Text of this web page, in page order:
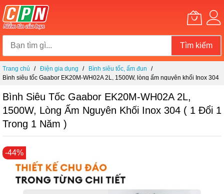
Tìm kiếm
Chuyển
đến
dung
Trang chủ Điện gia dụng
Bình siêu tốc, ấm đun
Bình siêu tốc Gaabor EK20M-WH02A 2L, 1500W, lòng ấm nguyên khối Inox 304
Bình Siêu Tốc Gaabor EK20M-WH02A 2L,
1500W, Lòng Ấm Nguyên Khối Inox 304 ( 1 Đổi 1
Trong 1 Năm )
Chuyển
đến
phần
-44%